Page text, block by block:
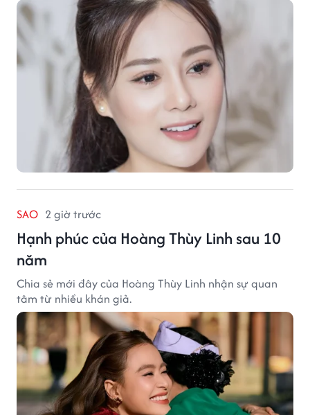
SAO 2 giờ trước
Hạnh phúc của Hoàng Thùy Linh sau 10
năm
Chia sẻ mới đây của Hoàng Thùy Linh nhận sự quan
tâm từ nhiều khán giả.